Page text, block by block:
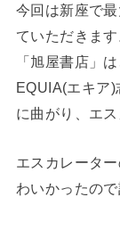
今回は新座で
ていただきます
「旭屋書店」
EQUIA(エキア
に曲がり、エ
エスカレータ
わいかったので